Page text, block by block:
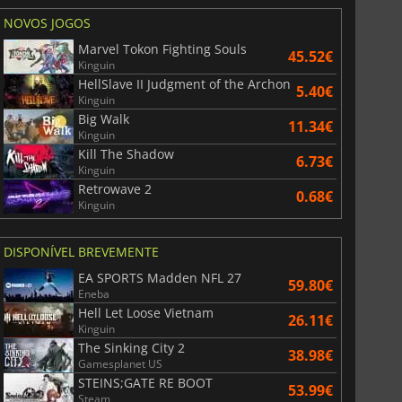
NOVOS JOGOS
Marvel Tokon Fighting Souls
Kinguin 45.52€
HellSlave II Judgment of the Archon
Kinguin 5.40€
Big Walk
Kinguin 11.34€
Kill The Shadow
Kinguin 6.73€
Retrowave 2
Kinguin 0.68€
DISPONÍVEL BREVEMENTE
EA SPORTS Madden NFL 27
Eneba 59.80€
Hell Let Loose Vietnam
Kinguin 26.11€
The Sinking City 2
Gamesplanet US 38.98€
STEINS;GATE RE BOOT
Steam 53.99€